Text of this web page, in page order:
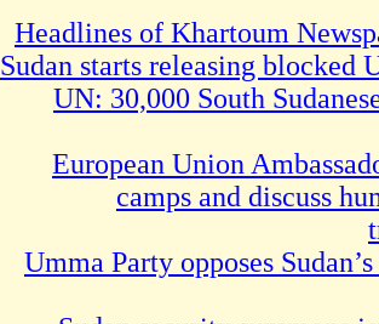
Headlines of Khartoum
Sudan starts releasing blocked
UN: 30,000 South
European Union
camps and discuss
Umma Party opposes